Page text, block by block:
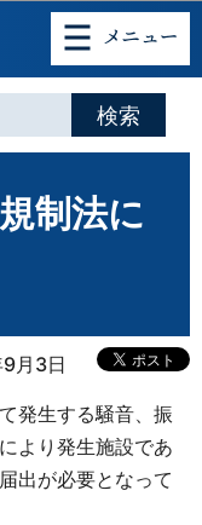
動
制法に
月3日
発生する騒音、振
より発生施設であ
出が必要となって